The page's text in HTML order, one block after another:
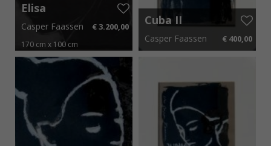
Elisa
Casper Faassen € 3.200,00
170 cm x 100 cm
€ 48,00 p.m.
Cuba II
Casper Faassen € 400,00